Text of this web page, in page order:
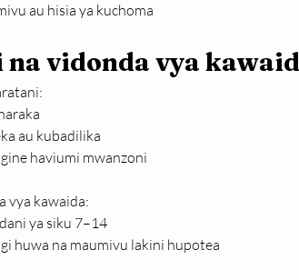
au hisia ya kuchoma
vidonda vya
au kubadilika
haviumi mwanzoni
vya kawaida:
ya siku 7–14
huwa na maumivu lakini hupotea